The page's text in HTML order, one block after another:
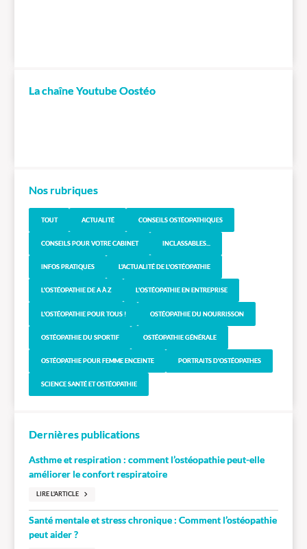
La chaîne Youtube Oostéo
Nos rubriques
TOUT ACTUALITÉ CONSEILS OSTÉOPATHIQUES
CONSEILS POUR VOTRE CABINET INCLASSABLES...
INFOS PRATIQUES L'ACTUALITÉ DE L'OSTÉOPATHIE
L'OSTÉOPATHIE DE A À Z L'OSTÉOPATHIE EN ENTREPRISE
L'OSTÉOPATHIE POUR TOUS ! OSTÉOPATHIE DU NOURRISSON
OSTÉOPATHIE DU SPORTIF OSTÉOPATHIE GÉNÉRALE
OSTÉOPATHIE POUR FEMME ENCEINTE PORTRAITS D'OSTÉOPATHES
SCIENCE SANTÉ ET OSTÉOPATHIE
Dernières publications
Asthme et respiration : comment l’ostéopathie peut-elle
améliorer le confort respiratoire
LIRE L'ARTICLE
Santé mentale et stress chronique : Comment l’ostéopathie
peut aider ?